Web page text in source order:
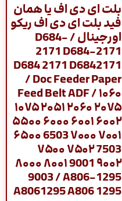
بلت ای دی اف یا همان
فید بلت ای دی اف ریکو
اورجینال / D684-
2171 D684-2171
D684 2171 D6842171
/ Doc Feeder Paper
Feed Belt ADF / ۱۰۶۰
۱۰۷۵ ۲۰۵۱ ۲۰۶۰ ۲۰۷۵
۵۵۰۰ ۶۰۰۰ ۶۰۰۱ ۶۰۰۲
۶۵۰۰ 6503 ۷۰۰۰ ۷۰۰۱
۷۵۰۰ ۷۵۰۲ 7503
۸۰۰۰ ۸۰۰۱ 9001 ۹۰۰۲
9003 / A806-1295
A8061295 A806 1295